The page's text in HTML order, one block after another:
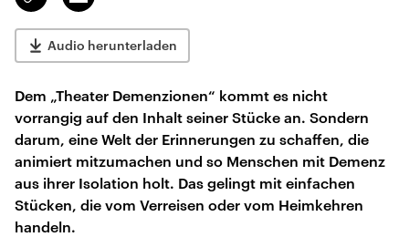
kopieren/teilen
Audio herunterladen
Dem „Theater Demenzionen“ kommt es nicht
vorrangig auf den Inhalt seiner Stücke an. Sondern
darum, eine Welt der Erinnerungen zu schaffen, die
animiert mitzumachen und so Menschen mit Demenz
aus ihrer Isolation holt. Das gelingt mit einfachen
Stücken, die vom Verreisen oder vom Heimkehren
handeln.